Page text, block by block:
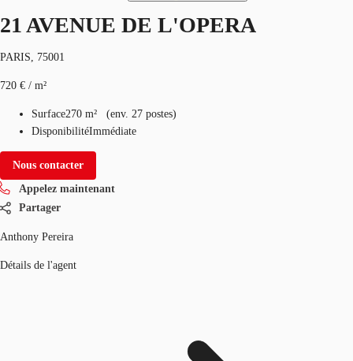
21 AVENUE DE L'OPERA
PARIS, 75001
720 € / m²
Surface270 m² (env. 27 postes)
DisponibilitéImmédiate
Nous contacter
Appelez maintenant
Partager
Anthony Pereira
Détails de l'agent